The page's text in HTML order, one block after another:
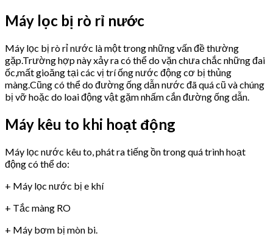
Máy lọc bị rò rỉ nước
Máy lọc bị rò rỉ nước là một trong những vấn đề thường
gặp.Trường hợp này xảy ra có thể do vặn chưa chắc những đai
ốc,mất gioăng tại các vị trí ống nước động cơ bị thủng
màng.Cũng có thể do đường ống dẫn nước đã quá cũ và chúng
bị vỡ hoặc do loai động vật gặm nhấm cắn đường ống dẫn.
Máy kêu to khi hoạt động
Máy lọc nước kêu to, phát ra tiếng ồn trong quá trình hoạt
động có thể do:
+ Máy lọc nước bị e khí
+ Tắc màng RO
+ Máy bơm bị mòn bi.